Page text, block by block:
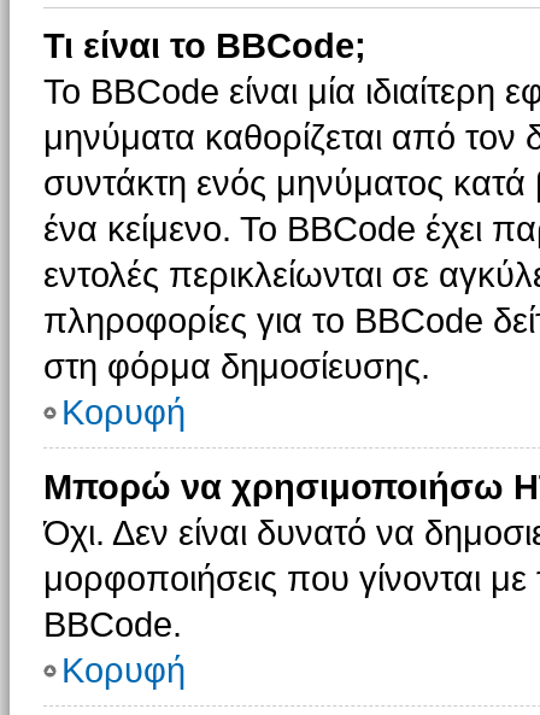
Τι είναι το BBCode;
Το BBCode είναι μία
μηνύματα καθορίζεται από τον
συντάκτη ενός μηνύματος
ένα κείμενο. Το BBCode έχει
εντολές περικλείωνται σε
πληροφορίες για το BBCode
στη φόρμα δημοσίευσης.
Κορυφή
Μπορώ να χρησιμοποιήσω
Όχι. Δεν είναι δυνατό να
μορφοποιήσεις που γίνονται
BBCode.
Κορυφή